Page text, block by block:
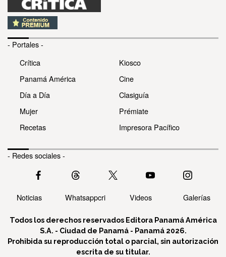
- Portales -
Crítica
Panamá América
Día a Día
Mujer
Recetas
Kiosco
Cine
Clasiguía
Prémiate
Impresora Pacífico
- Redes sociales -
Noticias Whatsappcri Videos Galerías
Todos los derechos reservados Editora Panamá América
S.A. - Ciudad de Panamá - Panamá 2026.
Prohibida su reproducción total o parcial, sin autorización
escrita de su titular.